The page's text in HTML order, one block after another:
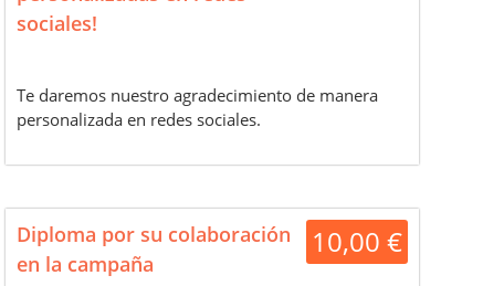
sociales!
Te daremos nuestro agradecimiento de manera
personalizada en redes sociales.
10,00 €
Diploma por su colaboración
en la campaña